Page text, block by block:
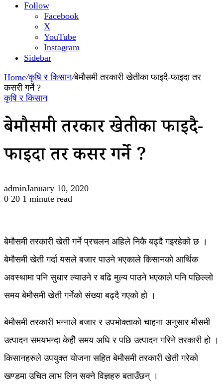
Follow
Facebook
X
YouTube
Instagram
Sidebar
Home/कृषि र किसान/बेमौसमी तरकारी खेतीका फाइदै-फाइदा तर
कसरी गर्ने ?
कृषि र किसान
बेमौसमी तरकारी खेतीका फाइदै-
फाइदा तर कसरी गर्ने ?
adminJanuary 10, 2020
0 20 1 minute read
बेमौसमी तरकारी खेती गर्ने प्रचलन अहिले निकै बढ्दै गइरहेको छ ।
बेमौसमी खेती गर्दा यसले बजार पाउने भएकाले किसानको आर्थिक
अवस्थामा पनि सुधार ल्याउने र बढि मुल्य पाउने भएकाले पनि पछिल्लो
समय बेमौसमी खेती गर्नेको संख्या बढ्दै गएको हो ।
बेमौसमी तरकारी भन्नाले बजार र उपभोक्ताको चाहना अनुसार मौसमी
उत्पादन समयभन्दा केहीे समय अघि र पछि उत्पादन गरिने तरकारी हो ।
किसानहरुले उपयुक्त योजना सहित बेमौसमी तरकारी खेती गरेको
खण्डमा उचित लाभ लिन सक्ने विज्ञहरु बताउँछन् ।